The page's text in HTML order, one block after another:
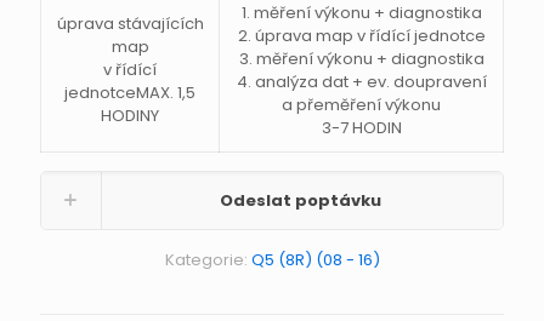
úprava stávajících
map
v řídící
jednotceMAX. 1,5
HODINY
1. měření výkonu + diagnostika
2. úprava map v řídící jednotce
3. měření výkonu + diagnostika
4. analýza dat + ev. doupravení
a přeměření výkonu
3-7 HODIN
Odeslat poptávku
Kategorie: Q5 (8R) (08 - 16)